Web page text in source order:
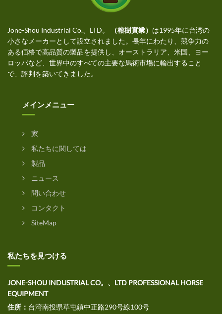
Jone-Shou Industrial Co.、LTD。 （榕樹實業） は1995年に台湾の
小さなメーカーとして設立されました。長年にわたり、競争力の
ある価格で高品質の製品を提供し、オーストラリア、米国、ヨー
ロッパなど、世界中のすべての主要な馬術市場に輸出すること
で、評判を築いてきました。
メインメニュー
家
私たちに関しては
製品
ニュース
問い合わせ
コンタクト
SiteMap
私たちを見つける
JONE-SHOU INDUSTRIAL CO。、LTD PROFESSIONAL HORSE
EQUIPMENT
住所： 台湾南投県草屯鎮中正路290号線100号